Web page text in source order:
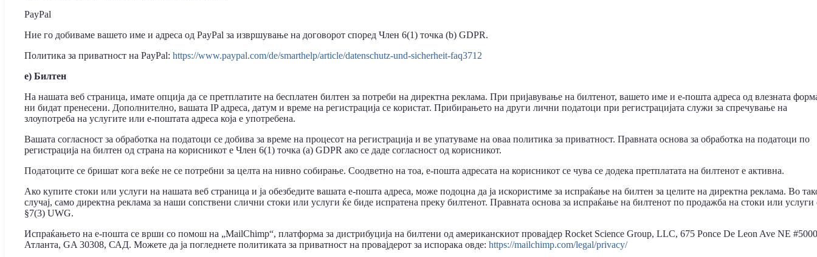
PayPal
Ние го добиваме вашето име и адреса од PayPal за извршување на договорот според Член 6(1) точка (b) GDPR.
Политика за приватност на PayPal: https://www.paypal.com/de/smarthelp/article/datenschutz-und-sicherheit-faq3712
e) Билтен
На нашата веб страница, имате опција да се претплатите на бесплатен билтен за потреби на директна реклама. При пријавување на билтенот, вашето име и е-пошта адреса од влезната
ни бидат пренесени. Дополнително, вашата IP адреса, датум и време на регистрација се користат. Прибирањето на други лични податоци при регистрацијата служи за спречување на
злоупотреба на услугите или е-поштата адреса која е употребена.
Вашата согласност за обработка на податоци се добива за време на процесот на регистрација и ве упатуваме на оваа политика за приватност. Правната основа за обработка на податоци по
регистрација на билтен од страна на корисникот е Член 6(1) точка (a) GDPR ако се даде согласност од корисникот.
Податоците се бришат кога веќе не се потребни за целта на нивно собирање. Соодветно на тоа, е-пошта адресата на корисникот се чува се додека претплатата на билтенот е активна.
Ако купите стоки или услуги на нашата веб страница и ја обезбедите вашата е-пошта адреса, може подоцна да ја искористиме за испраќање на билтен за целите на директна реклама. Во
случај, само директна реклама за наши сопствени слични стоки или услуги ќе биде испратена преку билтенот. Правната основа за испраќање на билтенот по продажба на стоки или услуги
§7(3) UWG.
Испраќањето на е-пошта се врши со помош на „MailChimp“, платформа за дистрибуција на билтени од американскиот провајдер Rocket Science Group, LLC, 675 Ponce De Leon Ave NE
Атланта, GA 30308, САД. Можете да ја погледнете политиката за приватност на провајдерот за испорака овде: https://mailchimp.com/legal/privacy/